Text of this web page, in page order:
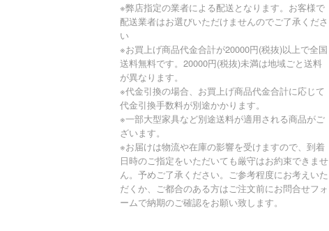
※弊店指定の業者による配送となります。お客様で
配送業者はお選びいただけませんのでご了承くださ
い
※お買上げ商品代金合計が20000円(税抜)以上で全国
送料無料です。20000円(税抜)未満は地域ごと送料
が異なります。
※代金引換の場合、お買上げ商品代金合計に応じて
代金引換手数料が別途かかります。
※一部大型家具など別途送料が適用される商品がご
ざいます。
※お届けは物流や在庫の影響を受けますので、到着
日時のご指定をいただいても厳守はお約束できませ
ん。予めご了承ください。ご参考程度にお考えいた
だくか、ご都合のある方はご注文前にお問合せフォ
ームで納期のご確認をお願い致します。